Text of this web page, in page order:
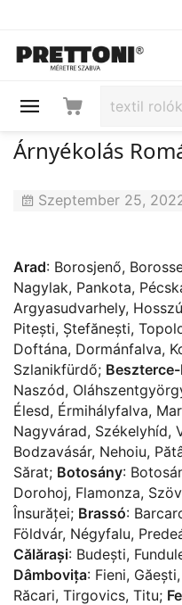
Árnyékolás
Szeptember 25,
Arad: Borosjenő,
Nagylak, Pankota,
Argyasudvarhely,
Pitești, Ștefănești,
Doftána, Dormánfalva,
Szlanikfürdő;
Naszód,
Élesd, Érmihályfalva,
Nagyvárad, Székelyhíd,
Bodzavásár, Nehoiu,
Sărat; Botosány:
Dorohoj, Flamonza,
Însurăței; Brassó:
Földvár, Négyfalu,
Călărași: Budești,
Dâmbovița: Fieni, Găești,
Răcari, Tirgovics, Titu;